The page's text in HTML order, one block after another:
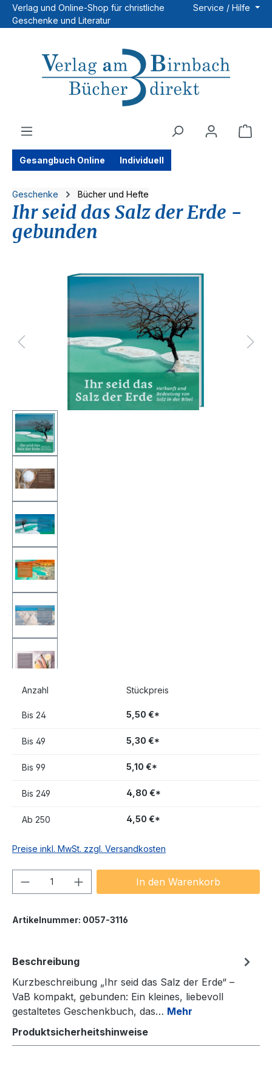
Zum Hauptinhalt springen
Verlag und Online-Shop für christliche
Geschenke und Literatur
Service / Hilfe
Gesangbuch Online Individuell
Geschenke Bücher und Hefte
Ihr seid das Salz der Erde -
gebunden
Bildergalerie überspringen
Anzahl Stückpreis
Bis 24 5,50 €*
Bis 49 5,30 €*
Bis 99 5,10 €*
Bis 249 4,80 €*
Ab 250 4,50 €*
Preise inkl. MwSt. zzgl. Versandkosten
Produkt Anzahl: Gib denIn den Warenkorb
Artikelnummer: 0057-3116
Beschreibung
Kurzbeschreibung „Ihr seid das Salz der Erde“ –
VaB kompakt, gebunden: Ein kleines, liebevoll
gestaltetes Geschenkbuch, das… Mehr
Produktsicherheitshinweise